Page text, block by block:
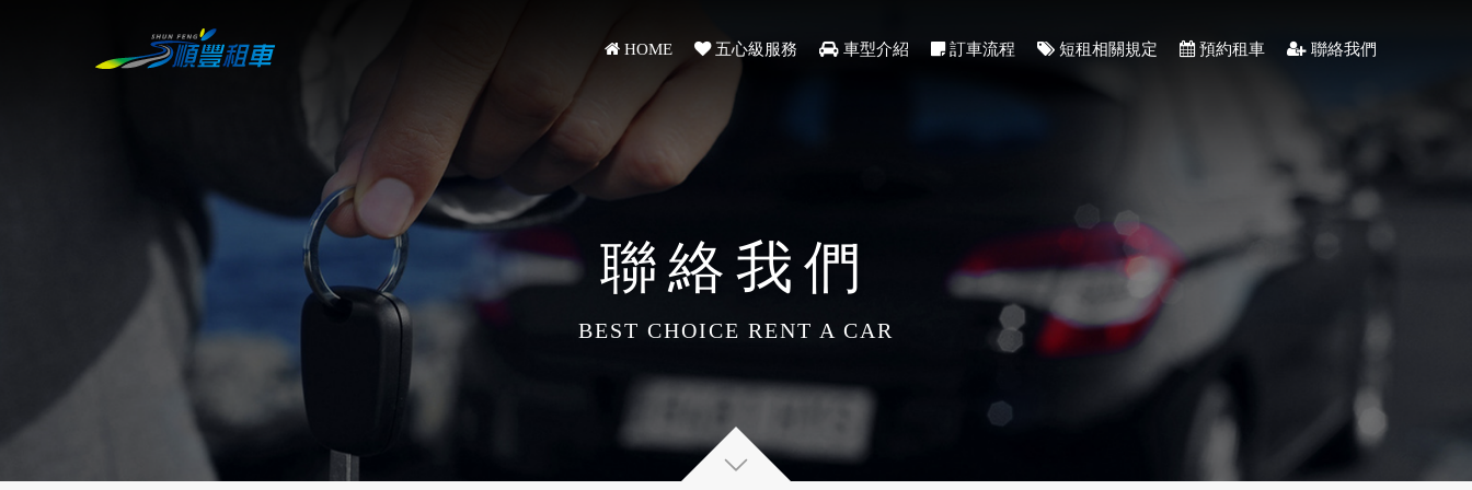
HOME 五心級服務 車型介紹 訂車流程 短租相關規定 預約租車 聯絡我們
聯絡我們
BEST CHOICE RENT A CAR